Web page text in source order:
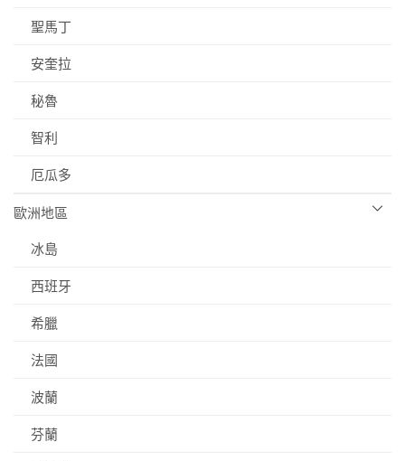
聖馬丁
安奎拉
秘魯
智利
厄瓜多
歐洲地區
冰島
西班牙
希臘
法國
波蘭
芬蘭